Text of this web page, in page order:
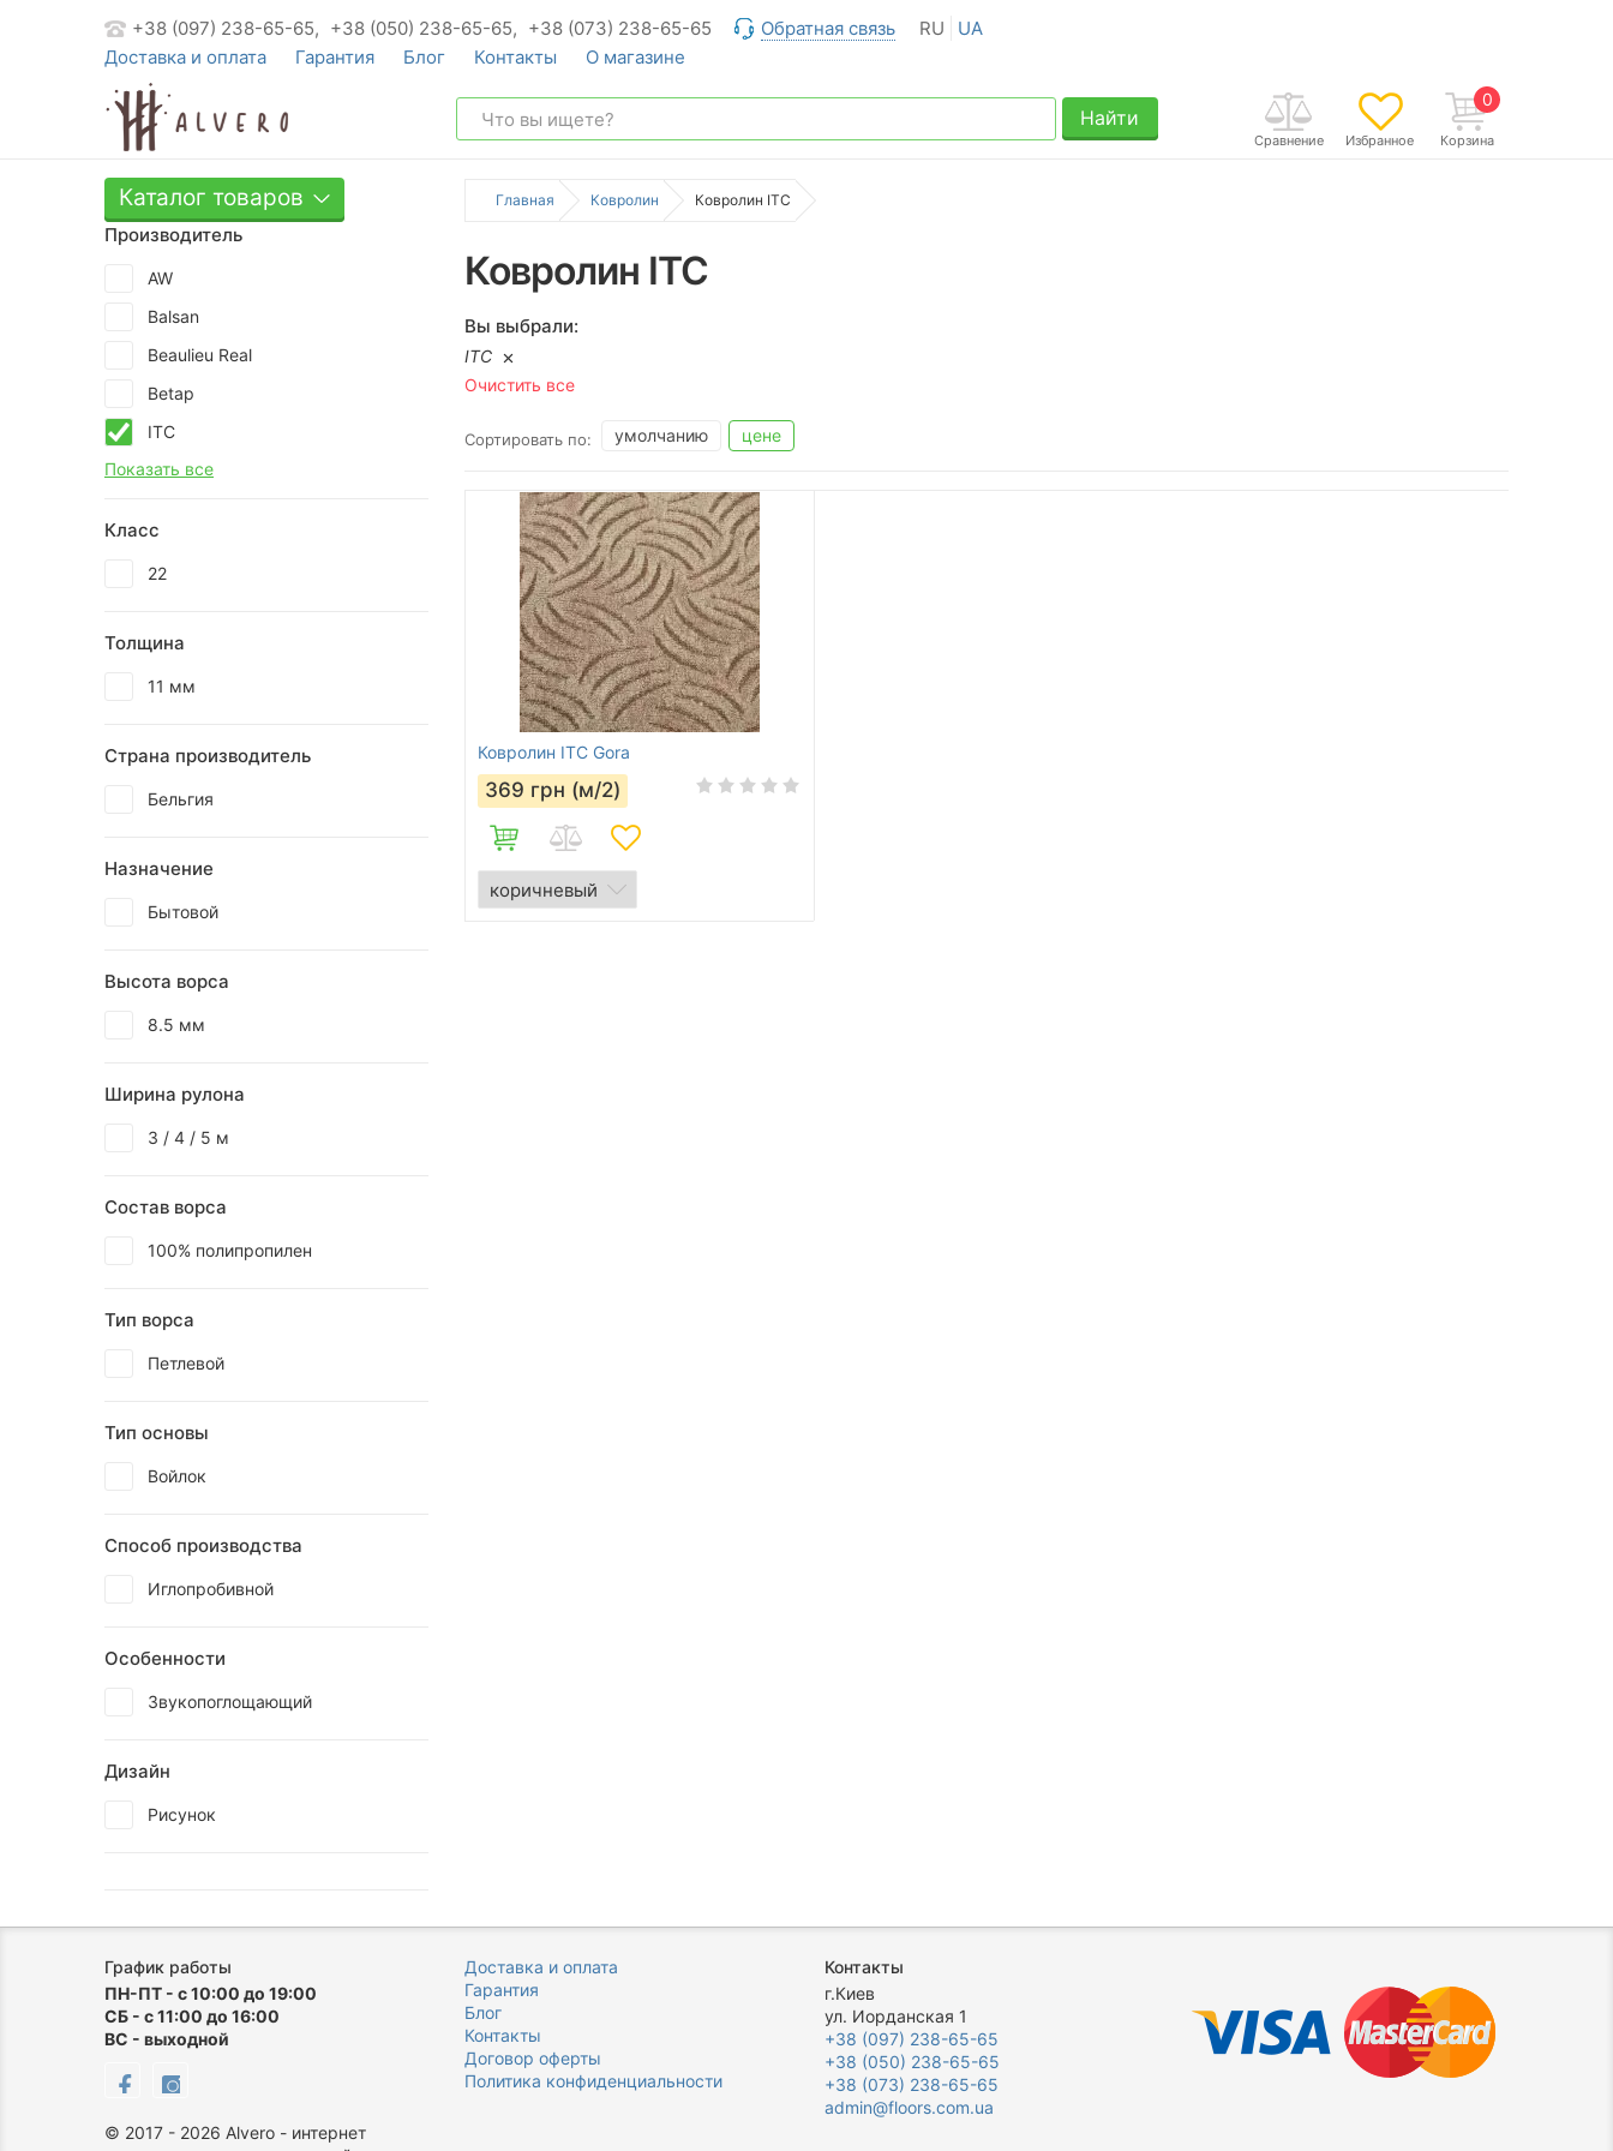
+38 (097) 238-65-65, +38 (050) 238-65-65, +38 (073) 238-65-65 Обратная связь RU
UA
Доставка и оплата
Гарантия Блог Контакты О магазине
0
Корзина
Избранное
Сравнение
Найти
Каталог товаров
Производитель
AW
Balsan
Beaulieu Real
Betap
ITC
Показать все
Класс
22
Толщина
11 мм
Страна производитель
Бельгия
Назначение
Бытовой
Высота ворса
8.5 мм
Ширина рулона
3 / 4 / 5 м
Состав ворса
100% полипропилен
Тип ворса
Петлевой
Тип основы
Войлок
Способ производства
Иглопробивной
Особенности
Звукопоглощающий
Дизайн
Рисунок
Главная Ковролин Ковролин ITC
Ковролин ITC
Вы выбрали:
ITC
Очистить все
Сортировать по: умолчанию цене
Ковролин ITC Gora
369 грн (м/2)
График работы
ПН-ПТ - с 10:00 до 19:00
СБ - с 11:00 до 16:00
ВС - выходной
© 2017 - 2026 Alvero - интернет
Доставка и оплата
Гарантия
Блог
Контакты
Договор оферты
Политика конфиденциальности
Контакты
г.Киев
ул. Иорданская 1
+38 (097) 238-65-65
+38 (050) 238-65-65
+38 (073) 238-65-65
admin@floors.com.ua